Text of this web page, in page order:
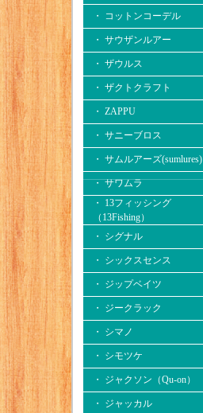
・ コットンコーデル
・ サウザンルアー
・ ザウルス
・ ザクトクラフト
・ ZAPPU
・ サニーブロス
・ サムルアーズ(sumlures)
・ サワムラ
・ 13フィッシング
（13Fishing）
・ シグナル
・ シックスセンス
・ ジップベイツ
・ ジークラック
・ シマノ
・ シモツケ
・ ジャクソン（Qu-on）
・ ジャッカル